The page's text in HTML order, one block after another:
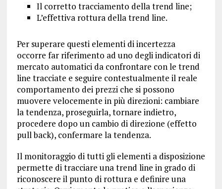
Il corretto tracciamento della trend line;
L’effettiva rottura della trend line.
Per superare questi elementi di incertezza
occorre far riferimento ad uno degli indicatori di
mercato automatici da confrontare con le trend
line tracciate e seguire contestualmente il reale
comportamento dei prezzi che si possono
muovere velocemente in più direzioni: cambiare
la tendenza, proseguirla, tornare indietro,
procedere dopo un cambio di direzione (effetto
pull back), confermare la tendenza.
Il monitoraggio di tutti gli elementi a disposizione
permette di tracciare una trend line in grado di
riconoscere il punto di rottura e definire una